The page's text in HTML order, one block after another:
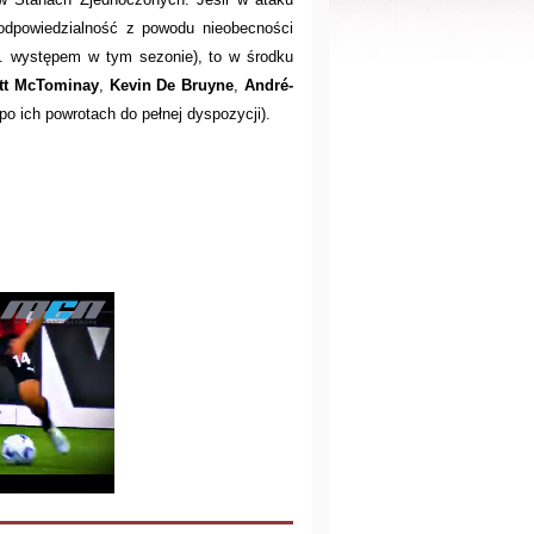
z powodu nieobecności
w tym sezonie), to w środku
McTominay, Kevin De Bruyne ,André-
ich powrotach do pełnej dyspozycji).